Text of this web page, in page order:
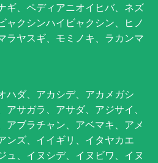
ギ、ペディアニオイヒバ、ネズ
ャクシンハイビャクシン、ヒノ
ラヤスギ、モミノキ、ラカンマ
ハダ、アカシデ、アカメガシ
サガラ、アサダ、アジサイ、
アブラチャン、アベマキ、アメ
ンズ、イイギリ、イタヤカエ
ュ、イヌシデ、イヌビワ、イヌ